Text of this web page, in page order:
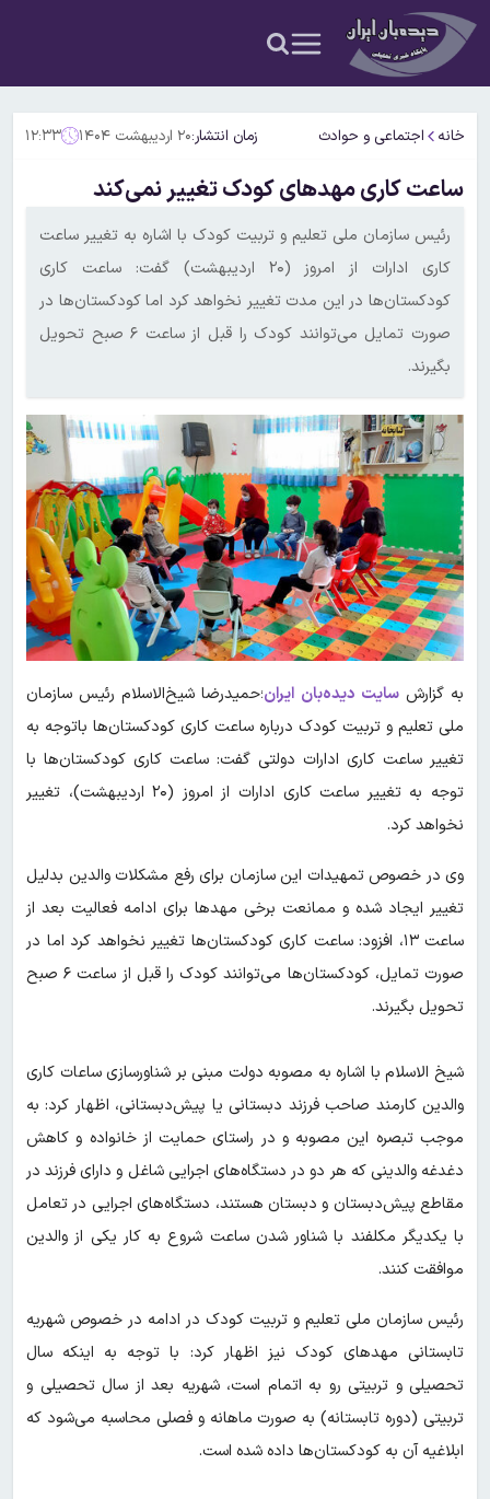
خانه اجتماعی و حوادث زمان انتشار:۲۰ اردیبهشت ۱۴۰۴ ۱۲:۳۳
ساعت کاری مهدهای کودک تغییر نمی‌کند
رئیس سازمان ملی تعلیم و تربیت کودک با اشاره به تغییر ساعت
کاری ادارات از امروز (۲۰ اردیبهشت) گفت: ساعت کاری
کودکستان‌ها در این مدت تغییر نخواهد کرد اما کودکستان‌ها در
صورت تمایل می‌توانند کودک را قبل از ساعت ۶ صبح تحویل
بگیرند.
به گزارشسایت دیده‌بان ایران؛حمیدرضا شیخ‌الاسلام رئیس سازمان
ملی تعلیم و تربیت کودک درباره ساعت کاری کودکستان‌ها باتوجه به
تغییر ساعت کاری ادارات دولتی گفت: ساعت کاری کودکستان‌ها با
توجه به تغییر ساعت کاری ادارات از امروز (۲۰ اردیبهشت)، تغییر
نخواهد کرد.
وی در خصوص تمهیدات این سازمان برای رفع مشکلات والدین بدلیل
تغییر ایجاد شده و ممانعت برخی مهدها برای ادامه فعالیت بعد از
ساعت ۱۳، افزود: ساعت کاری کودکستان‌ها تغییر نخواهد کرد اما در
صورت تمایل، کودکستان‌ها می‌توانند کودک را قبل از ساعت ۶ صبح
تحویل بگیرند.
شیخ الاسلام با اشاره به مصوبه دولت مبنی بر شناورسازی ساعات کاری
والدین کارمند صاحب فرزند دبستانی یا پیش‌دبستانی، اظهار کرد: به
موجب تبصره این مصوبه و در راستای حمایت از خانواده و کاهش
دغدغه والدینی که هر دو در دستگاه‌های اجرایی شاغل و دارای فرزند در
مقاطع پیش‌دبستان و دبستان هستند، دستگاه‌های اجرایی در تعامل
با یکدیگر مکلفند با شناور شدن ساعت شروع به کار یکی از والدین
موافقت کنند.
رئیس سازمان ملی تعلیم و تربیت کودک در ادامه در خصوص شهریه
تابستانی مهدهای کودک نیز اظهار کرد: با توجه به اینکه سال
تحصیلی و تربیتی رو به اتمام است، شهریه بعد از سال تحصیلی و
تربیتی (دوره تابستانه) به صورت ماهانه و فصلی محاسبه می‌شود که
ابلاغیه آن به کودکستان‌‎ها داده شده است.